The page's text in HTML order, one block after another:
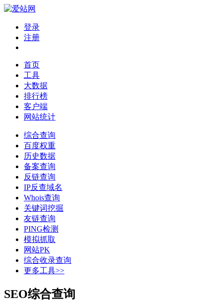
登录
注册
首页
工具
大数据
排行榜
客户端
网站统计
综合查询
百度权重
历史数据
备案查询
反链查询
IP反查域名
Whois查询
关键词挖掘
友链查询
PING检测
模拟抓取
网站PK
综合收录查询
更多工具>>
SEO综合查询